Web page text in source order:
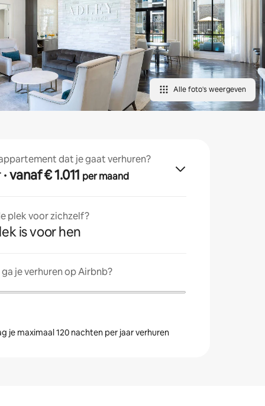
Alle foto's weergeven
dat je gaat verhuren?
· vanaf € 1.011 per maand
plek voor zichzelf?
is voor hen
je verhuren op Airbnb?
je maximaal 120 nachten per jaar verhuren